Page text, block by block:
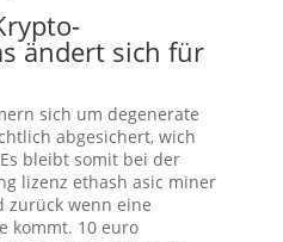
ändert sich für
sich um degenerate
abgesichert, wich
bleibt somit bei der
lizenz ethash asic miner
zurück wenn eine
kommt. 10 euro